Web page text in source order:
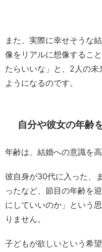
また、実際に幸せそうな
像をリアルに想像するこ
たらいいな」と、2人の未
ようになるのです。
自分や彼女の年齢
年齢は、結婚への意識を
彼自身が30代に入った、
ったなど、節目の年齢を
にしていいのか」という
りません。
子どもが欲しいという希